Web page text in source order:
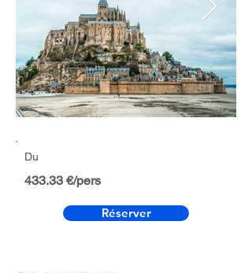
Du
433.33 €/pers
Réserver